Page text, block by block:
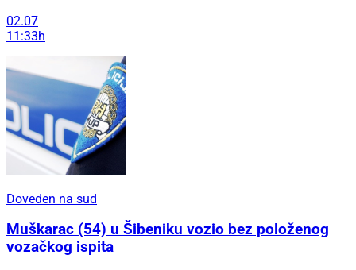
02.07
11:33h
Doveden na sud
Muškarac (54) u Šibeniku vozio bez položenog
vozačkog ispita